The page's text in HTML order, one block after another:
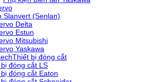
Slanvert (Senlan)
Delta
Estun
Mitsubishi
Yaskawa
Thiết bị đóng cắt
đóng cắt LS
đóng cắt Eaton